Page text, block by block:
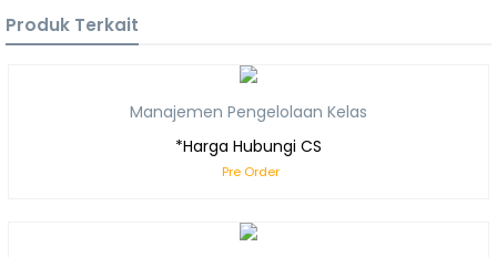
Produk Terkait
Manajemen Pengelolaan Kelas
*Harga Hubungi CS
Pre Order